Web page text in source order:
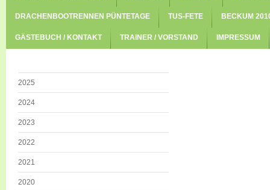
DRACHENBOOTRENNEN PÜNTETAGE TUS-FETE BECKUM
GÄSTEBUCH / KONTAKT TRAINER / VORSTAND IMPRESSUM
2025
2024
2023
2022
2021
2020